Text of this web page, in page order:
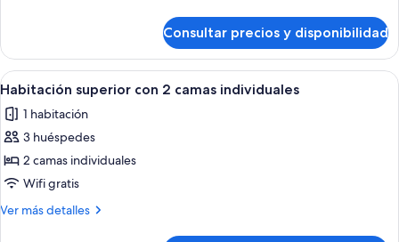
camas
individuales
clásica
con
2
individuales
Consultar precios y disponibilidad
Abrir
todas
las
fotos
de
Habitación
superior
Habitación de hotel con dos camas,
6
Habitación superior con 2 camas individuales
1 habitación
3 huéspedes
2 camas individuales
Wifi gratis
Ver más detalles
Más